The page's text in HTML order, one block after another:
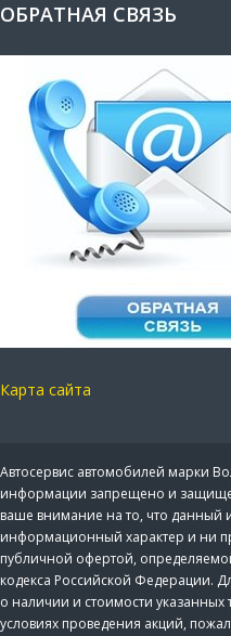
ОБРАТНАЯ СВЯЗЬ
Карта сайта
Автосервис автомобилей марки
информации запрещено и
ваше внимание на то, что данный
информационный характер и ни
публичной офертой,
кодекса Российской Федерации.
о наличии и стоимости указанных
условиях проведения акций,